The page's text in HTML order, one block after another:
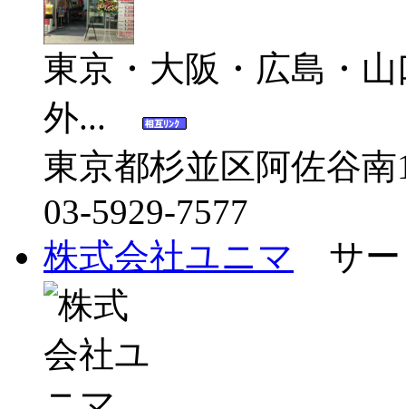
東京・大阪・広島・
外...
東京都杉並区阿佐谷南
03-5929-7577
株式会社ユニマ サー